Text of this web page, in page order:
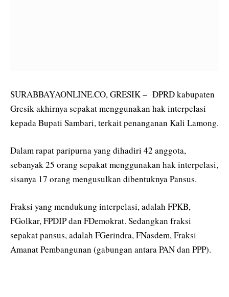
SURABBAYAONLINE.CO, GRESIK – DPRD kabupaten
Gresik akhirnya sepakat menggunakan hak interpelasi
kepada Bupati Sambari, terkait penanganan Kali Lamong.
Dalam rapat paripurna yang dihadiri 42 anggota,
sebanyak 25 orang sepakat menggunakan hak interpelasi,
sisanya 17 orang mengusulkan dibentuknya Pansus.
Fraksi yang mendukung interpelasi, adalah FPKB,
FGolkar, FPDIP dan FDemokrat. Sedangkan fraksi
sepakat pansus, adalah FGerindra, FNasdem, Fraksi
Amanat Pembangunan (gabungan antara PAN dan PPP).